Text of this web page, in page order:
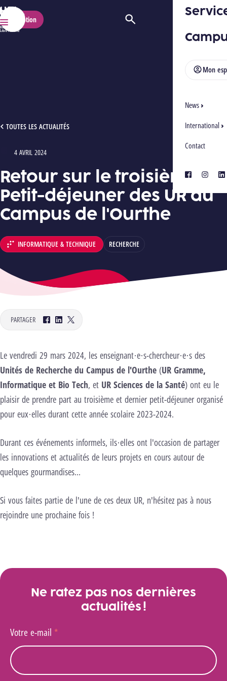
HELMo
Menu
Mon
News
International
Contact
facebook
Inscription Ouvrir/Fermer la recherche
TOUTES LES ACTUALITÉS
RETOUR SUR LE TROISIÈME PETIT-DÉJEUNER DES UR DU CAMPUS DE L'OURTHE
Retour sur le troisième
Petit-déjeuner des UR du
Campus de l'Ourthe
Type : Articles
4 AVRIL 2024
DÉPARTEMENT :
INFORMATIQUE & TECHNIQUE RECHERCHE
PARTAGER
Facebook
LinkedInTwitter
Le vendredi 29 mars 2024, les enseignant·e·s-chercheur·e·s des
Unités de Recherche du Campus de l'Ourthe (UR Gramme,
Informatique et Bio Tech, et UR Sciences de la Santé) ont eu le
plaisir de prendre part au troisième et dernier petit-déjeuner organisé
pour eux·elles durant cette année scolaire 2023-2024.
Durant ces événements informels, ils·elles ont l'occasion de partager
les innovations et actualités de leurs projets en cours autour de
quelques gourmandises...
Si vous faites partie de l'une de ces deux UR, n'hésitez pas à nous
rejoindre une prochaine fois !
Ne ratez pas nos dernières
actualités !
Votre e-mail *